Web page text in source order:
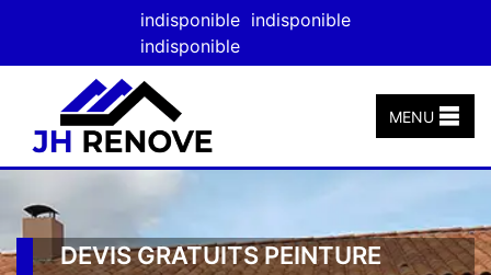
indisponible indisponible
indisponible
MENU
DEVIS GRATUITS PEINTURE